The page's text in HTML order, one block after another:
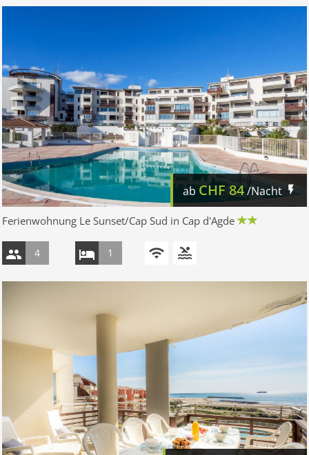
ab CHF 84/Nacht
Ferienwohnung Le Sunset/Cap Sud in Cap d'Agde
4 1